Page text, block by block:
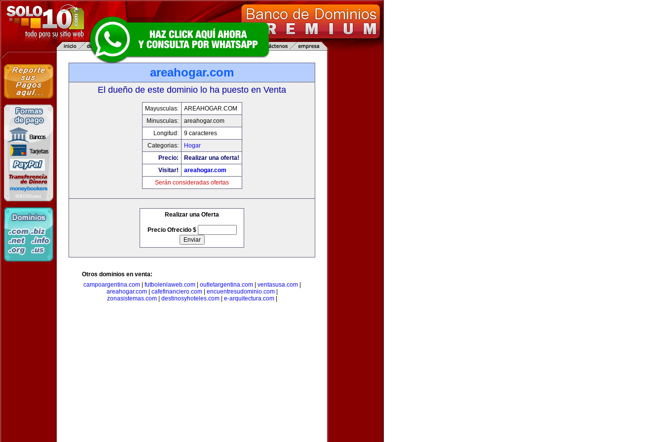
areahogar.com
El dueño de este dominio lo ha puesto en Venta
Mayusculas:
AREAHOGAR.COM
Minusculas:
areahogar.com
Longitud:
9 caracteres
Categorias:
Hogar
Precio:
Realizar una oferta!
Visitar!
areahogar.com
Serán consideradas ofertas
Realizar una Oferta
Precio Ofrecido $
Otros dominios en venta:
campoargentina.com| futbolenlaweb.com| outletargentina.com| ventasusa.com|
areahogar.com| cafefinanciero.com| encuentresudominio.com|
zonasistemas.com| destinosyhoteles.com| e-arquitectura.com|